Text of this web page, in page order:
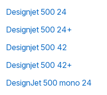
Designjet 500 24
Designjet 500 24+
Designjet 500 42
Designjet 500 42+
DesignJet 500 mono 24